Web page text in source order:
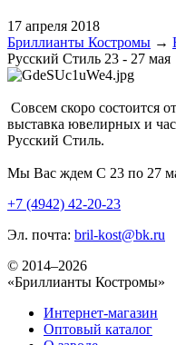
17 апреля 2018
Бриллианты Костромы →
Русский Стиль 23 - 27 мая
Совсем скоро состоится
выставка ювелирных и
Русский Стиль.
Мы Вас ждем С 23 по 27
+7 (4942) 42-20-23
Эл. почта: bril-kost@bk.ru
© 2014–2026
«Бриллианты Костромы»
Интернет-магазин
Оптовый каталог